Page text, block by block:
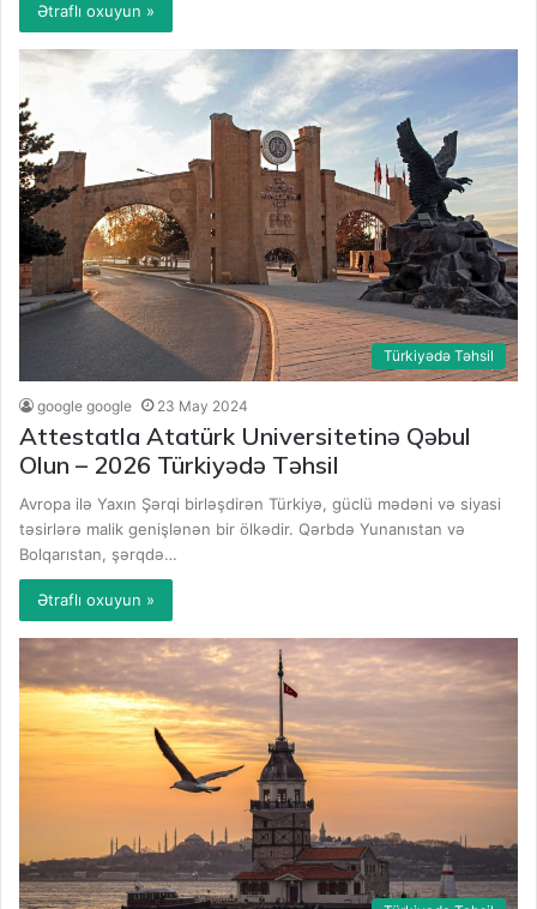
Ətraflı oxuyun »
Türkiyədə Təhsil
google google 23 May 2024
Attestatla Atatürk Universitetinə Qəbul
Olun – 2026 Türkiyədə Təhsil
Avropa ilə Yaxın Şərqi birləşdirən Türkiyə, güclü mədəni və siyasi
təsirlərə malik genişlənən bir ölkədir. Qərbdə Yunanıstan və
Bolqarıstan, şərqdə…
Ətraflı oxuyun »